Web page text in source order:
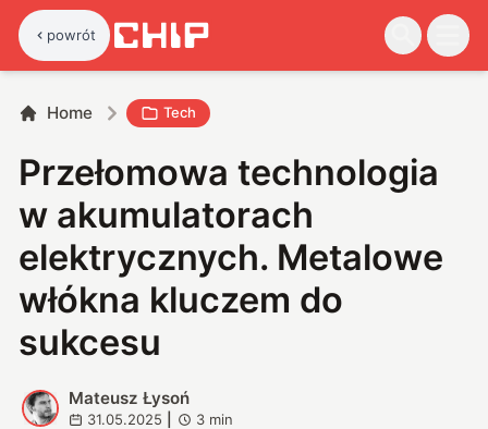
powrót
Home Tech
Przełomowa technologia
w akumulatorach
elektrycznych. Metalowe
włókna kluczem do
sukcesu
M
Mateusz Łysoń
31.05.2025 3 min